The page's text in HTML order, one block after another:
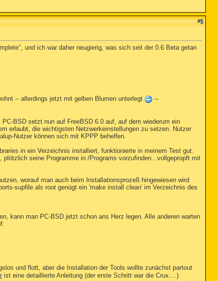
#5
und ich war daher neugierig, was sich seit der 0.6 Beta getan
-- allerdings jetzt mit gelben Blumen unterlegt
--
BSD setzt nun auf FreeBSD 6.0 auf, auf dem wiederum ein
erlaubt, die wichtigsten Netzwerkeinstellungen zu setzen. Nutzer
Nutzer können sich mit KPPP behelfen.
in ein Verzeichnis installiert, funktionierte in meinem Test gut.
seine Programme in /Programs vorzufinden...vollgepropft mit
worauf man auch beim Installationsprozeß hingewiesen wird
supfile als root genügt ein 'make install clean' im Verzeichnis des
kann man PC-BSD jetzt schon ans Herz legen. Alle anderen warten
und flott, aber die Installation der Tools wollte zunächst partout
ist eine detaillierte Anleitung (der erste Schritt war die Crux....)